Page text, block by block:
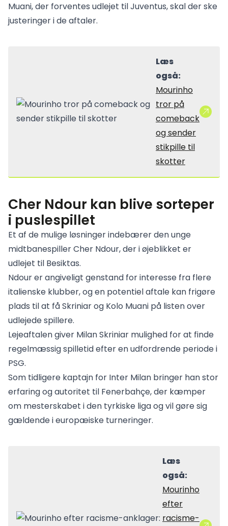
Muani, der forventes udlejet til Juventus, skal der ske
justeringer i de aftaler.
Læs
også:
Mourinho
tror på
comeback
og sender
stikpille til
skotter
Cher Ndour kan blive sorteper
i puslespillet
Et af de mulige løsninger indebærer den unge
midtbanespiller Cher Ndour, der i øjeblikket er
udlejet til Besiktas.
Ndour er angiveligt genstand for interesse fra flere
italienske klubber, og en potentiel aftale kan frigøre
plads til at få Skriniar og Kolo Muani på listen over
udlejede spillere.
Lejeaftalen giver Milan Skriniar mulighed for at finde
regelmæssig spilletid efter en udfordrende periode i
PSG.
Som tidligere kaptajn for Inter Milan bringer han stor
erfaring og autoritet til Fenerbahçe, der kæmper
om mesterskabet i den tyrkiske liga og vil gøre sig
gældende i europæiske turneringer.
Læs
også:
Mourinho
efter
racisme-